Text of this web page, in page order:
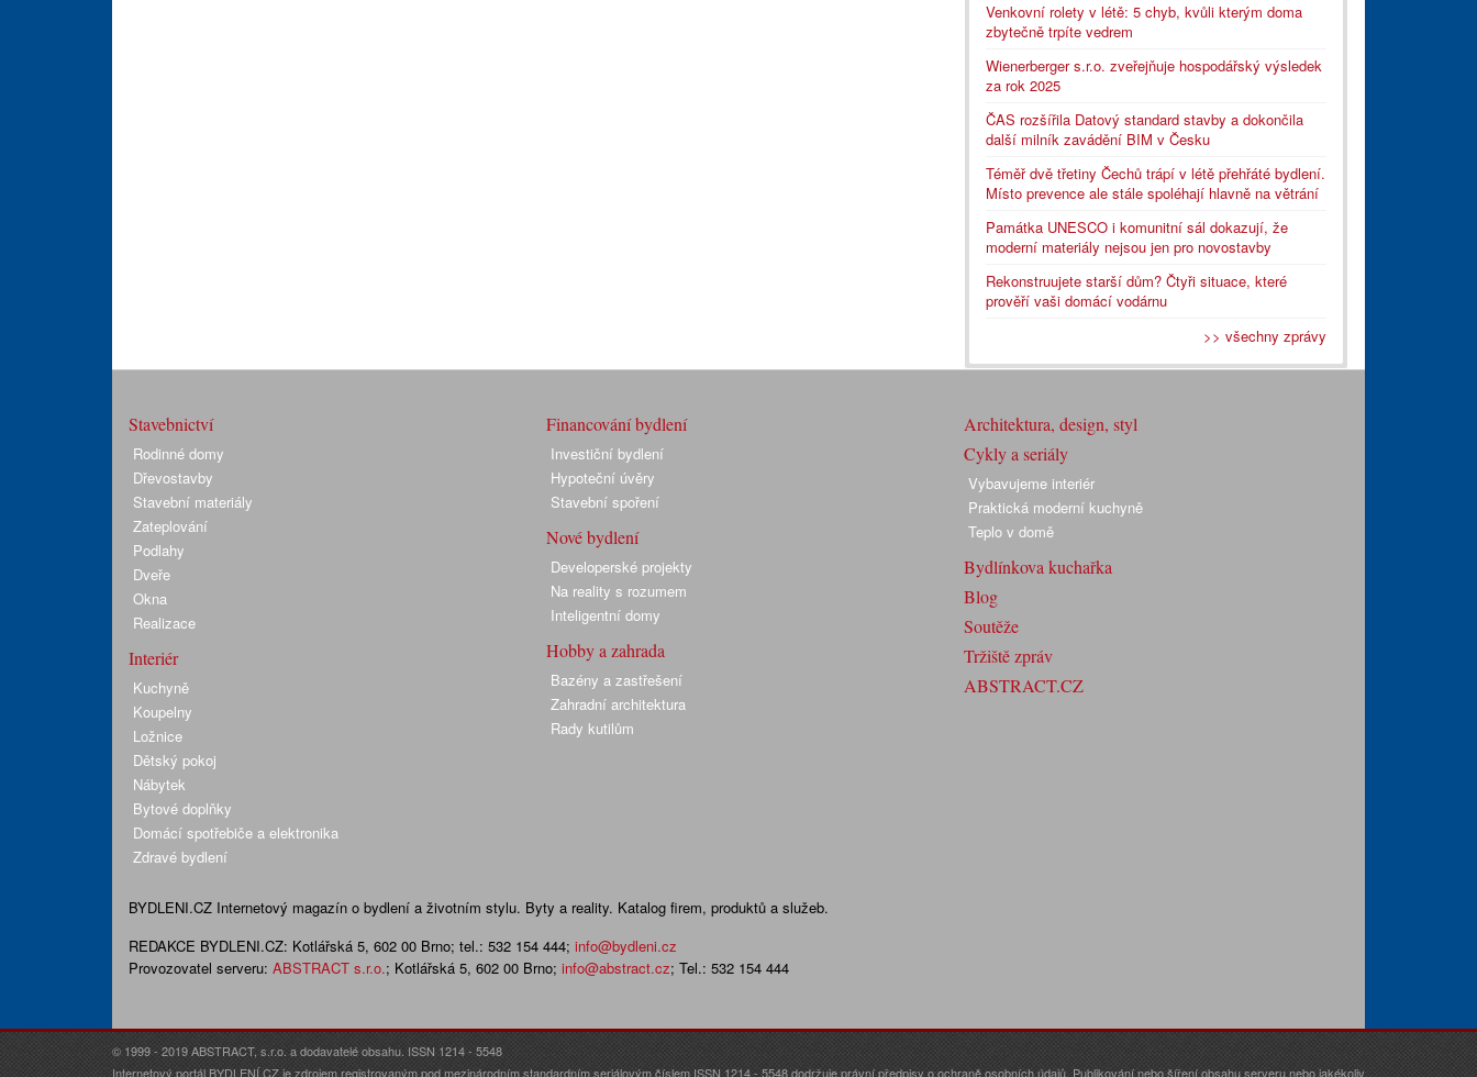
Venkovní rolety v létě: 5 chyb, kvůli kterým doma
zbytečně trpíte vedrem
Wienerberger s.r.o. zveřejňuje hospodářský výsledek
za rok 2025
ČAS rozšířila Datový standard stavby a dokončila
další milník zavádění BIM v Česku
Téměř dvě třetiny Čechů trápí v létě přehřáté bydlení.
Místo prevence ale stále spoléhají hlavně na větrání
Památka UNESCO i komunitní sál dokazují, že
moderní materiály nejsou jen pro novostavby
Rekonstruujete starší dům? Čtyři situace, které
prověří vaši domácí vodárnu
>> všechny zprávy
Stavebnictví
Rodinné domy
Dřevostavby
Stavební materiály
Zateplování
Podlahy
Dveře
Okna
Realizace
Interiér
Kuchyně
Koupelny
Ložnice
Dětský pokoj
Nábytek
Bytové doplňky
Domácí spotřebiče a elektronika
Zdravé bydlení
Financování bydlení
Investiční bydlení
Hypoteční úvěry
Stavební spoření
Nové bydlení
Developerské projekty
Na reality s rozumem
Inteligentní domy
Hobby a zahrada
Bazény a zastřešení
Zahradní architektura
Rady kutilům
Architektura, design, styl
Cykly a seriály
Vybavujeme interiér
Praktická moderní kuchyně
Teplo v domě
Bydlínkova kuchařka
Blog
Soutěže
Tržiště zpráv
ABSTRACT.CZ
BYDLENI.CZ Internetový magazín o bydlení a životním stylu. Byty a reality. Katalog firem, produktů a služeb.
REDAKCE BYDLENI.CZ: Kotlářská 5, 602 00 Brno; tel.: 532 154 444; info@bydleni.cz
Provozovatel serveru: ABSTRACT s.r.o.; Kotlářská 5, 602 00 Brno; info@abstract.cz; Tel.: 532 154 444
© 1999 - 2019 ABSTRACT, s.r.o. a dodavatelé obsahu. ISSN 1214 - 5548
Internetový portál BYDLENÍ.CZ je zdrojem registrovaným pod mezinárodním standardním seriálovým číslem ISSN 1214 - 5548 dodržuje právní předpisy o ochraně osobních údajů. Publikování nebo šíření obsahu serveru nebo jakékoliv